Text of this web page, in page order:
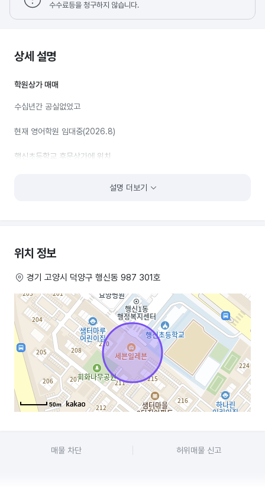
수수료등을 청구하지 않습니다.
상세 설명
학원상가 매매
수십년간 공실없었고
현재 영어학원 임대중(2026.8)
행신초등학교 후문상가에 위치
설명 더보기
위치 정보
경기 고양시 덕양구 행신동 987 301호
50m
매물 차단 허위매물 신고